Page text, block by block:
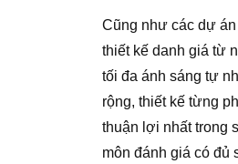
Cũng như các dự
thiết kế danh giá từ
tối đa ánh sáng tự
rộng, thiết kế từng
thuận lợi nhất trong
môn đánh giá có đủ